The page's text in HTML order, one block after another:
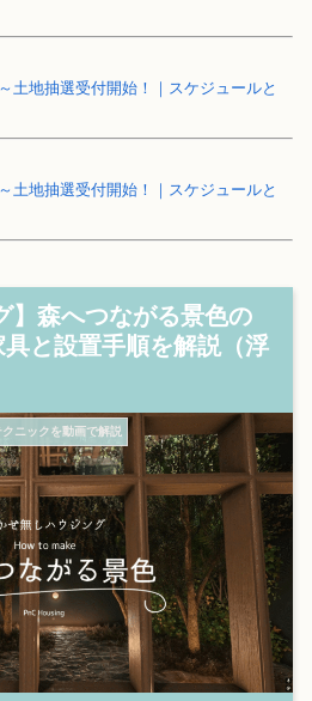
土地抽選受付開始！｜スケジュールと
土地抽選受付開始！｜スケジュールと
】森へつながる景色の
と設置手順を解説（浮
ニックを動画で解説